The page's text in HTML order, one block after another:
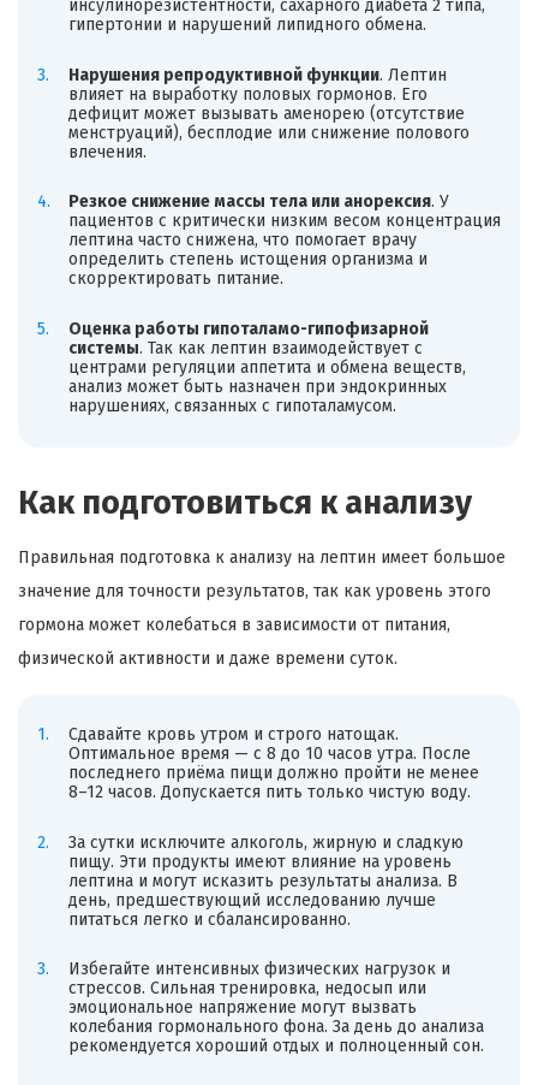
инсулинорезистентности, сахарного диабета 2 типа,
гипертонии и нарушений липидного обмена.
Нарушения репродуктивной функции. Лептин
влияет на выработку половых гормонов. Его
дефицит может вызывать аменорею (отсутствие
менструаций), бесплодие или снижение полового
влечения.
Резкое снижение массы тела или анорексия. У
пациентов с критически низким весом концентрация
лептина часто снижена, что помогает врачу
определить степень истощения организма и
скорректировать питание.
Оценка работы гипоталамо-гипофизарной
системы. Так как лептин взаимодействует с
центрами регуляции аппетита и обмена веществ,
анализ может быть назначен при эндокринных
нарушениях, связанных с гипоталамусом.
Как подготовиться к анализу
Правильная подготовка к анализу на лептин имеет большое
значение для точности результатов, так как уровень этого
гормона может колебаться в зависимости от питания,
физической активности и даже времени суток.
Сдавайте кровь утром и строго натощак.
Оптимальное время — с 8 до 10 часов утра. После
последнего приёма пищи должно пройти не менее
8–12 часов. Допускается пить только чистую воду.
За сутки исключите алкоголь, жирную и сладкую
пищу. Эти продукты имеют влияние на уровень
лептина и могут исказить результаты анализа. В
день, предшествующий исследованию лучше
питаться легко и сбалансированно.
Избегайте интенсивных физических нагрузок и
стрессов. Сильная тренировка, недосып или
эмоциональное напряжение могут вызвать
колебания гормонального фона. За день до анализа
рекомендуется хороший отдых и полноценный сон.